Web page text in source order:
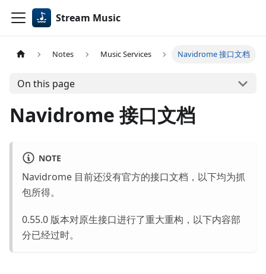
Stream Music
Notes Music Services Navidrome 接口文档
On this page
Navidrome 接口文档
NOTE
Navidrome 目前还没有官方的接口文档，以下均为抓
包所得。
0.55.0 版本对原生接口进行了重大重构，以下内容部
分已经过时。